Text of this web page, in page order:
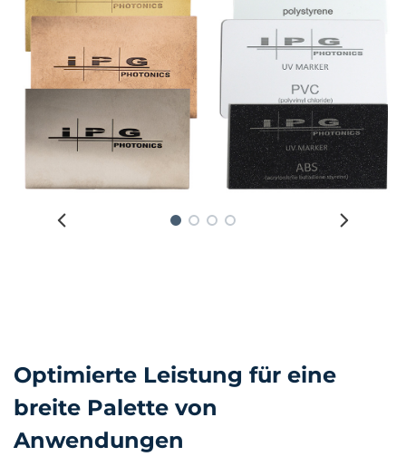
Optimierte Leistung für eine
breite Palette von
Anwendungen